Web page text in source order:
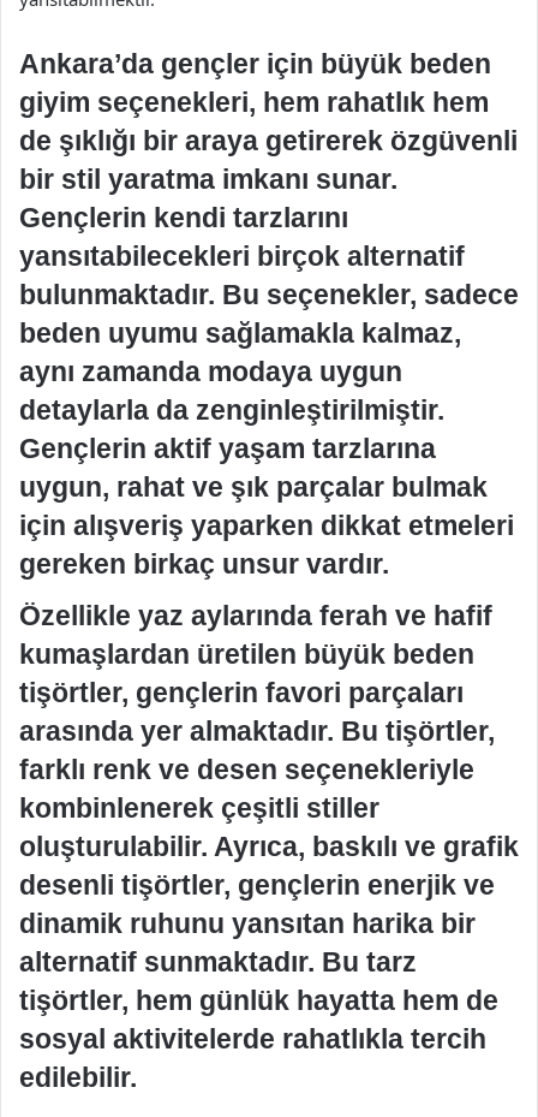
Ankara’da gençler için büyük beden
giyim seçenekleri, hem rahatlık hem
de şıklığı bir araya getirerek özgüvenli
bir stil yaratma imkanı sunar.
Gençlerin kendi tarzlarını
yansıtabilecekleri birçok alternatif
bulunmaktadır. Bu seçenekler, sadece
beden uyumu sağlamakla kalmaz,
aynı zamanda modaya uygun
detaylarla da zenginleştirilmiştir.
Gençlerin aktif yaşam tarzlarına
uygun, rahat ve şık parçalar bulmak
için alışveriş yaparken dikkat etmeleri
gereken birkaç unsur vardır.
Özellikle yaz aylarında ferah ve hafif
kumaşlardan üretilen büyük beden
tişörtler, gençlerin favori parçaları
arasında yer almaktadır. Bu tişörtler,
farklı renk ve desen seçenekleriyle
kombinlenerek çeşitli stiller
oluşturulabilir. Ayrıca, baskılı ve grafik
desenli tişörtler, gençlerin enerjik ve
dinamik ruhunu yansıtan harika bir
alternatif sunmaktadır. Bu tarz
tişörtler, hem günlük hayatta hem de
sosyal aktivitelerde rahatlıkla tercih
edilebilir.